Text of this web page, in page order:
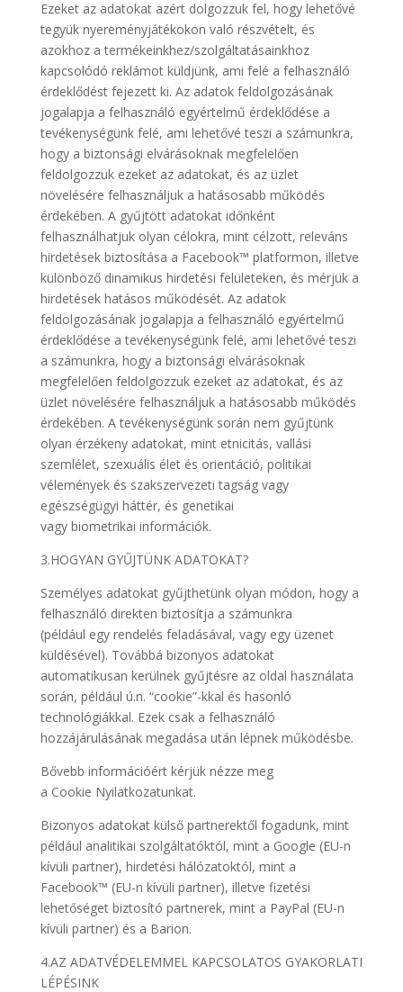
Ezeket az adatokat azért dolgozzuk fel, hogy lehetővé
tegyük nyereményjátékokon való részvételt, és
azokhoz a termékeinkhez/szolgáltatásainkhoz
kapcsolódó reklámot küldjünk, ami felé a felhasználó
érdeklődést fejezett ki. Az adatok feldolgozásának
jogalapja a felhasználó egyértelmű érdeklődése a
tevékenységünk felé, ami lehetővé teszi a számunkra,
hogy a biztonsági elvárásoknak megfelelően
feldolgozzuk ezeket az adatokat, és az üzlet
növelésére felhasználjuk a hatásosabb működés
érdekében. A gyűjtött adatokat időnként
felhasználhatjuk olyan célokra, mint célzott, releváns
hirdetések biztosítása a Facebook™ platformon, illetve
különböző dinamikus hirdetési felületeken, és mérjük a
hirdetések hatásos működését. Az adatok
feldolgozásának jogalapja a felhasználó egyértelmű
érdeklődése a tevékenységünk felé, ami lehetővé teszi
a számunkra, hogy a biztonsági elvárásoknak
megfelelően feldolgozzuk ezeket az adatokat, és az
üzlet növelésére felhasználjuk a hatásosabb működés
érdekében. A tevékenységünk során nem gyűjtünk
olyan érzékeny adatokat, mint etnicitás, vallási
szemlélet, szexuális élet és orientáció, politikai
vélemények és szakszervezeti tagság vagy
egészségügyi háttér, és genetikai
vagy biometrikai információk.
3.HOGYAN GYŰJTÜNK ADATOKAT?
Személyes adatokat gyűjthetünk olyan módon, hogy a
felhasználó direkten biztosítja a számunkra
(például egy rendelés feladásával, vagy egy üzenet
küldésével). Továbbá bizonyos adatokat
automatikusan kerülnek gyűjtésre az oldal használata
során, például ú.n. “cookie”-kkal és hasonló
technológiákkal. Ezek csak a felhasználó
hozzájárulásának megadása után lépnek működésbe.
Bővebb információért kérjük nézze meg
a Cookie Nyilatkozatunkat.
Bizonyos adatokat külső partnerektől fogadunk, mint
például analitikai szolgáltatóktól, mint a Google (EU-n
kívüli partner), hirdetési hálózatoktól, mint a
Facebook™ (EU-n kívüli partner), illetve fizetési
lehetőséget biztosító partnerek, mint a PayPal (EU-n
kívüli partner) és a Barion.
4.AZ ADATVÉDELEMMEL KAPCSOLATOS GYAKORLATI
LÉPÉSINK